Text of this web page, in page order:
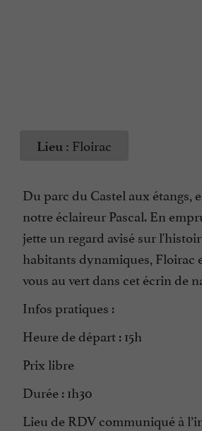
Lieu : Floirac
Du parc du Castel aux étangs,
notre éclaireur Pascal. En
jette un regard avisé sur
habitants dynamiques, Floirac
vous au vert dans cet écrin de
Infos pratiques :
Heure de départ : 15h
Prix libre
Durée : 1h30
Lieu de RDV communiqué à